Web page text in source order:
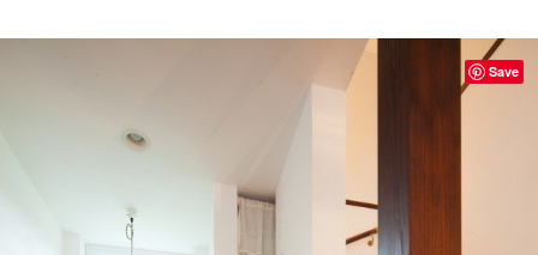
Save